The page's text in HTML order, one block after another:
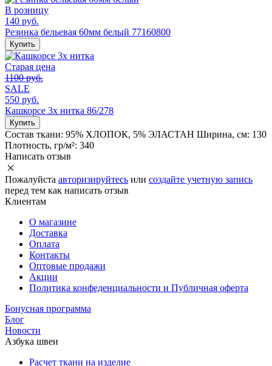
В розницу
140 руб.
Резинка бельевая 60мм белый 77160800
Купить
Старая цена
1100 руб.
SALE
550 руб.
Кашкорсе 3х нитка 86/278
Купить
Состав ткани: 95% ХЛОПОК, 5% ЭЛАСТАН Ширина, см: 130
Плотность, гр/м²: 340
Написать отзыв
Пожалуйста авторизируйтесь или создайте учетную запись
перед тем как написать отзыв
Клиентам
О магазине
Доставка
Оплата
Контакты
Оптовые продажи
Акции
Политика конфеденциальности и Публичная оферта
Бонусная программа
Блог
Новости
Азбука швеи
Расчет ткани на изделие